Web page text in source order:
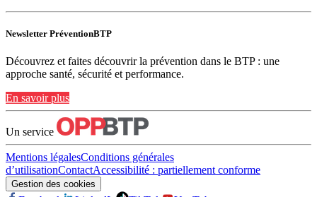
Newsletter PréventionBTP
Découvrez et faites découvrir la prévention dans le BTP : une
approche santé, sécurité et performance.
En savoir plus
Un service
Mentions légalesConditions générales
d’utilisationContactAccessibilité : partiellement conforme
Gestion des cookies